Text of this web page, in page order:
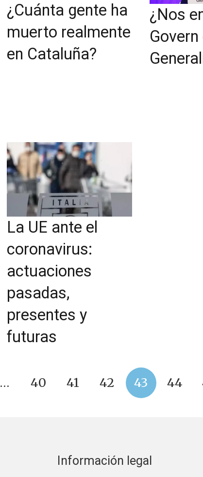
¿Cuánta gente ha
muerto realmente
en Cataluña?
¿Nos
Govern
La UE ante el
coronavirus:
actuaciones
pasadas,
presentes y
futuras
… 40 41 42 43 44
Información legal